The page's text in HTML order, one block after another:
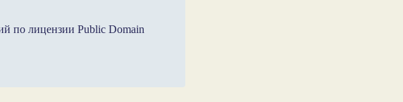
по лицензии Public Domain